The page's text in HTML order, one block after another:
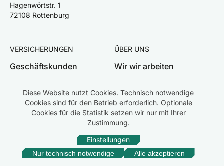
Hagenwörtstr. 1
72108 Rottenburg
VERSICHERUNGEN
Geschäftskunden
Schaden melden
ÜBER UNS
Wir wir arbeiten
Karriere
DatenschutzRechtliche Hinweise
Beschwerden
Diese Website nutzt Cookies. Technisch notwendige
Cookies sind für den Betrieb erforderlich. Optionale
Cookies für die Statistik setzen wir nur mit Ihrer
Zustimmung.
Einstellungen
Nur technisch notwendige Alle akzeptieren